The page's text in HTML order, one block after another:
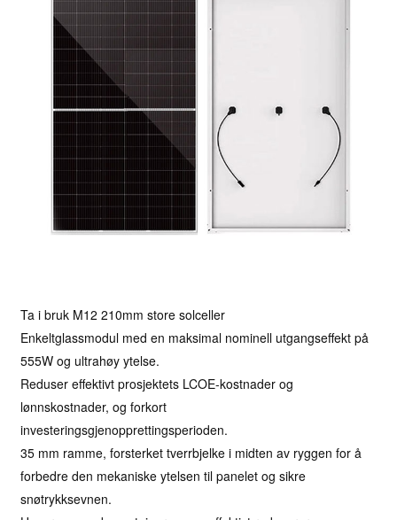
Ta i bruk M12 210mm store solceller
Enkeltglassmodul med en maksimal nominell utgangseffekt på
555W og ultrahøy ytelse.
Reduser effektivt prosjektets LCOE-kostnader og
lønnskostnader, og forkort
investeringsgjenopprettingsperioden.
35 mm ramme, forsterket tverrbjelke i midten av ryggen for å
forbedre den mekaniske ytelsen til panelet og sikre
snøtrykksevnen.